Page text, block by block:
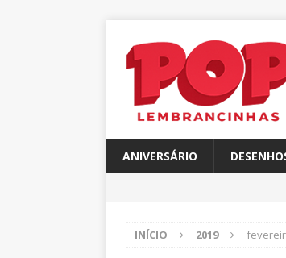
ANIVERSÁRIO
INÍCIO 2019